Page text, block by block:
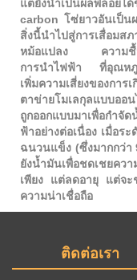
แต่ยังน้ำเป็นผลพลอยไ
carbon โซ่ยาวอันเป็น
สิ่งนี้นำไปสู่การเสื่อมส
หม้อแปลง ความชื้นที่
การนำไฟฟ้า ที่อุณหภู
เพิ่มความเสี่ยงของก
ตาข่ายโมเลกุลแบบอ
ถูกออกแบบมาเพื่อกำจั
ฟ้าอย่างต่อเนื่อง เมื่อ
ฉนวนแข็ง (ซึ่งมากกว่า
ยังน้ำมันเพื่อชดเชยค
เพียง แต่ลดอายุ แต่จะ
ความน่าเชื่อถือ
ติดต่อเรา